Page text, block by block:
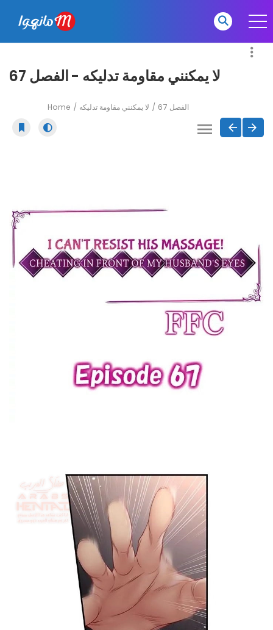
لا يمكنني مقاومة تدليكه - الفصل 67
Home لا يمكنني مقاومة تدليكه الفصل 67